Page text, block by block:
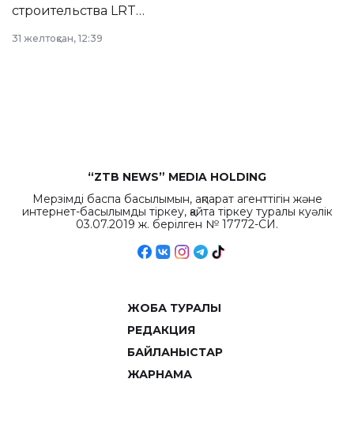
строительства LRT
республиканского
31 желтоқсан, 12:39
“ZTB NEWS” MEDIA HOLDING
Мерзімді баспа басылымын, ақпарат агенттігін және
интернет-басылымды тіркеу, қайта тіркеу туралы куәлік
03.07.2019 ж. берілген № 17772-СИ.
ЖОБА ТУРАЛЫ
РЕДАКЦИЯ
БАЙЛАНЫСТАР
ЖАРНАМА